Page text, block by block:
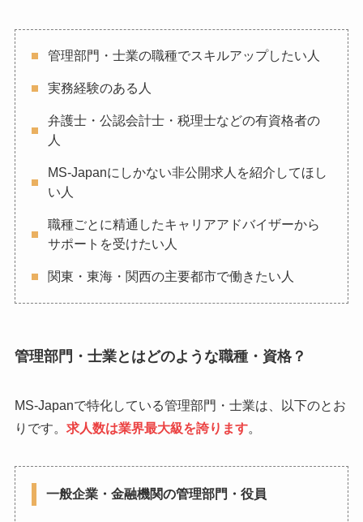
管理部門・士業の職種でスキルアップしたい人
実務経験のある人
弁護士・公認会計士・税理士などの有資格者の
人
MS-Japanにしかない非公開求人を紹介してほし
い人
職種ごとに精通したキャリアアドバイザーから
サポートを受けたい人
関東・東海・関西の主要都市で働きたい人
管理部門・士業とはどのような職種・資格？
MS-Japanで特化している管理部門・士業は、以下のとお
りです。 求人数は業界最大級を誇ります。
一般企業・金融機関の管理部門・役員